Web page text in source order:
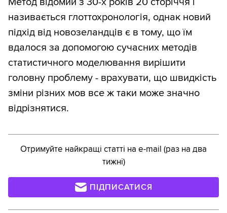
називається глоттохронологія, однак новий
підхід від новозеландців є в тому, що їм
вдалося за допомогою сучасних методів
статистичного моделювання вирішити
головну проблему - врахувати, що швидкість
зміни різних мов все ж таки може значно
відрізнятися.
Отримуйте найкращі статті на e-mail (раз на два
тижні)
ПІДПИСАТИСЯ